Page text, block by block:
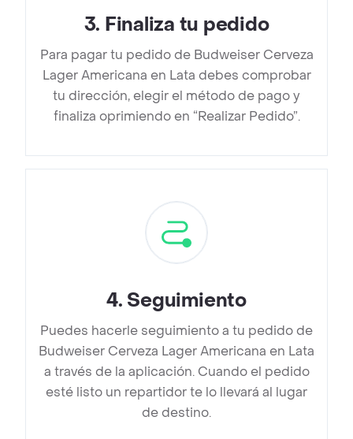
3. Finaliza tu pedido
Para pagar tu pedido de Budweiser Cerveza
Lager Americana en Lata debes comprobar
tu dirección, elegir el método de pago y
finaliza oprimiendo en “Realizar Pedido”.
4. Seguimiento
Puedes hacerle seguimiento a tu pedido de
Budweiser Cerveza Lager Americana en Lata
a través de la aplicación. Cuando el pedido
esté listo un repartidor te lo llevará al lugar
de destino.